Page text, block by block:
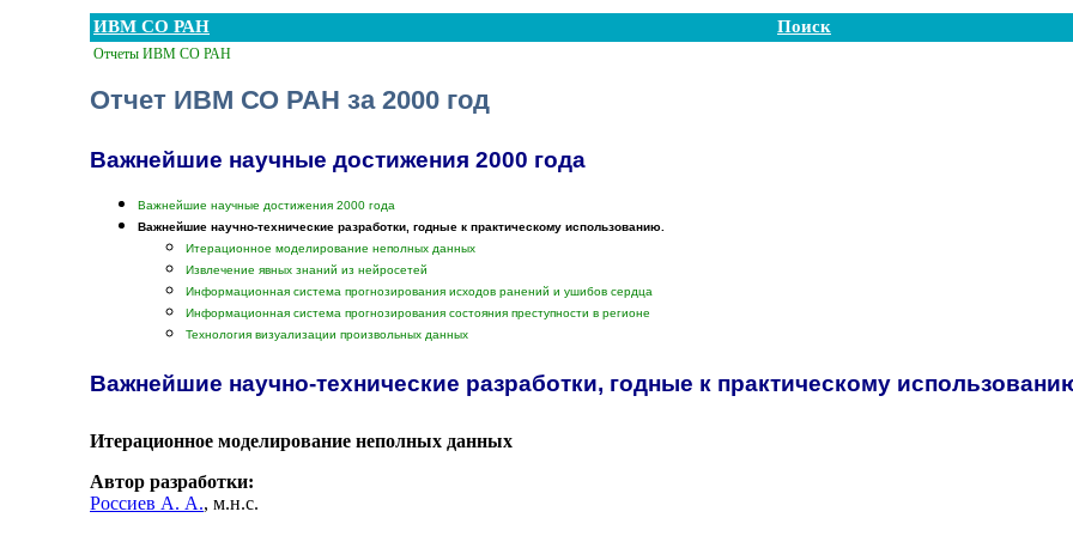
ИВМ СО РАН Поиск
Отчеты ИВМ СО РАН
Отчет ИВМ СО РАН за 2000 год
Важнейшие научные достижения 2000 года
Важнейшие научные достижения 2000 года
Важнейшие научно-технические разработки, годные к практическому использованию.
Итерационное моделирование неполных данных
Извлечение явных знаний из нейросетей
Информационная система прогнозирования исходов ранений и ушибов сердца
Информационная система прогнозирования состояния преступности в регионе
Технология визуализации произвольных данных
Важнейшие научно-технические разработки, годные к практическому
Итерационное моделирование неполных данных
Автор разработки:
Россиев А. А., м.н.с.